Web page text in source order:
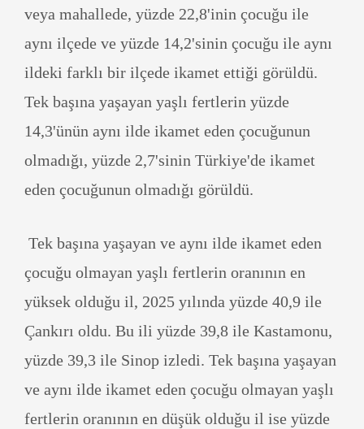
veya mahallede, yüzde 22,8'inin çocuğu ile
aynı ilçede ve yüzde 14,2'sinin çocuğu ile aynı
ildeki farklı bir ilçede ikamet ettiği görüldü.
Tek başına yaşayan yaşlı fertlerin yüzde
14,3'ünün aynı ilde ikamet eden çocuğunun
olmadığı, yüzde 2,7'sinin Türkiye'de ikamet
eden çocuğunun olmadığı görüldü.
Tek başına yaşayan ve aynı ilde ikamet eden
çocuğu olmayan yaşlı fertlerin oranının en
yüksek olduğu il, 2025 yılında yüzde 40,9 ile
Çankırı oldu. Bu ili yüzde 39,8 ile Kastamonu,
yüzde 39,3 ile Sinop izledi. Tek başına yaşayan
ve aynı ilde ikamet eden çocuğu olmayan yaşlı
fertlerin oranının en düşük olduğu il ise yüzde